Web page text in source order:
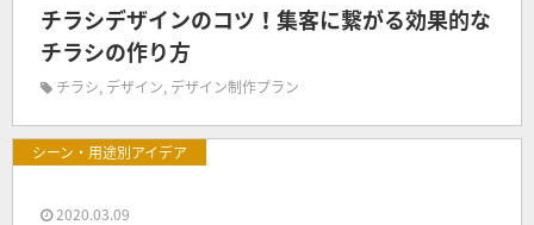
チラシデザインのコツ！集客に繋がる効果的な
チラシの作り方
チラシ, デザイン, デザイン制作プラン
シーン・用途別アイデア
2020.03.09